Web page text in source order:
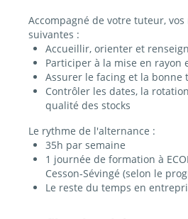
Accompagné de votre tuteur,
suivantes :
Accueillir, orienter et
Participer à la mise en rayon
Assurer le facing et la bonne
Contrôler les dates, la
qualité des stocks
Le rythme de l'alternance :
35h par semaine
1 journée de formation à
Cesson‑Sévingé (selon le
Le reste du temps en